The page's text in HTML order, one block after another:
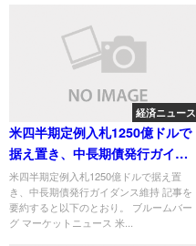
経済ニュース
米四半期定例入札1250億ドルで
据え置き、中長期債発行ガイダ
ンス維持
米四半期定例入札1250億ドルで据え置
き、中長期債発行ガイダンス維持 記事を
要約すると以下のとおり。 ブルームバー
グ マーケットニュース 米...